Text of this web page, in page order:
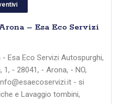
– Esa Eco Servizi
Esa Eco Servizi Autospurghi,
- 28041, - Arona, - NO,
- si
e Lavaggio tombini,